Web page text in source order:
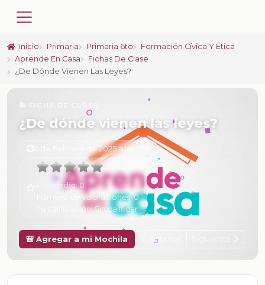
Inicio Primaria Primaria 6to
Formación Cívica Y Ética
Aprende En Casa
Fichas De Clase
¿De Dónde Vienen Las Leyes?
¿De dónde vienen las leyes?
6 de Febrero de 2025 a las 15:51
Promedio:0
Número de valoraciones:0
Tu calificación:Sin calificar
🎒 Agregar a mi Mochila Anterior